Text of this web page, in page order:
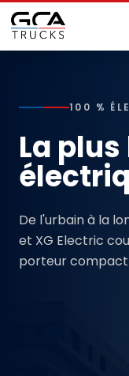
100 %
La
De l'urbain à la
et XG Electric
porteur